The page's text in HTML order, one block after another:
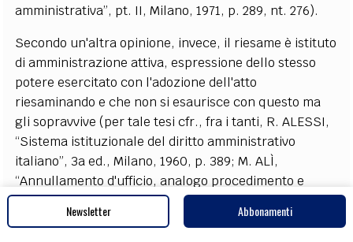
amministrativa”, pt. II, Milano, 1971, p. 289, nt. 276).
Secondo un'altra opinione, invece, il riesame è istituto
di amministrazione attiva, espressione dello stesso
potere esercitato con l'adozione dell'atto
riesaminando e che non si esaurisce con questo ma
gli sopravvive (per tale tesi cfr., fra i tanti, R. ALESSI,
“Sistema istituzionale del diritto amministrativo
italiano”, 3a ed., Milano, 1960, p. 389; M. ALÌ,
“Annullamento d'ufficio, analogo procedimento e
principi costituzionali”, in “Foro amm.”, 1966, pp. 152
ss., pp. 154 ss.; F. BELLOMO, “Manuale di diritto
Newsletter Abbonamenti